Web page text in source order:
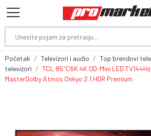
Početak Televizori i audio Top brendovi
televizori
TCL 85"C6K 4K QD-Mini LED
MasterDolby Atmos Onkyo 2.1 HDR Premium